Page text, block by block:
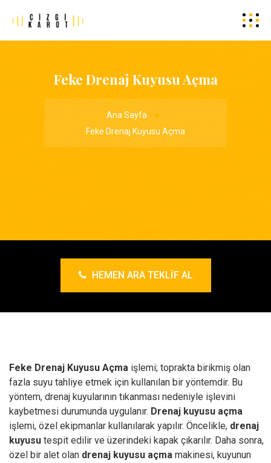
Feke Drenaj Kuyusu Açma
Ana Sayfa
Feke Drenaj Kuyusu Açma
HEMEN ARA TEKLIF AL
Feke Drenaj Kuyusu Açma işlemi; toprakta birikmiş olan
fazla suyu tahliye etmek için kullanılan bir yöntemdir. Bu
yöntem, drenaj kuyularının tıkanması nedeniyle işlevini
kaybetmesi durumunda uygulanır. Drenaj kuyusu açma
işlemi, özel ekipmanlar kullanılarak yapılır. Öncelikle, drenaj
kuyusu tespit edilir ve üzerindeki kapak çıkarılır. Daha sonra,
özel bir alet olan drenaj kuyusu açma makinesi, kuyunun